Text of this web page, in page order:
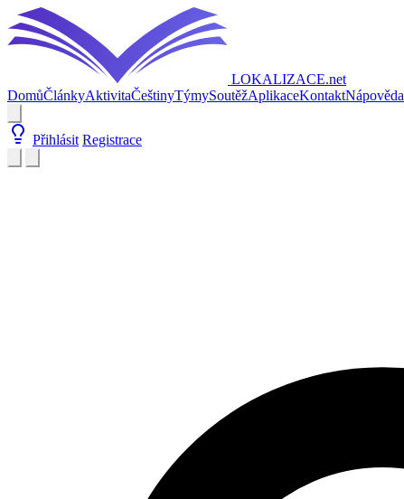
LOKALIZACE.net
DomůČlánkyAktivitaČeštinyTýmySoutěžAplikaceKontaktNápověda
Přihlásit Registrace